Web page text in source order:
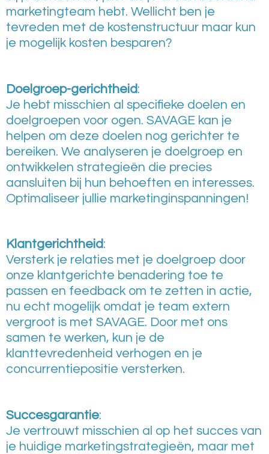
marketingteam hebt. Wellicht ben je
tevreden met de kostenstructuur maar kun
je mogelijk kosten besparen?
Doelgroep-gerichtheid:
Je hebt misschien al specifieke doelen en
doelgroepen voor ogen. SAVAGE kan je
helpen om deze doelen nog gerichter te
bereiken. We analyseren je doelgroep en
ontwikkelen strategieën die precies
aansluiten bij hun behoeften en interesses.
Optimaliseer jullie marketinginspanningen!
Klantgerichtheid:
Versterk je relaties met je doelgroep door
onze klantgerichte benadering toe te
passen en feedback om te zetten in actie,
nu echt mogelijk omdat je team extern
vergroot is met SAVAGE. Door met ons
samen te werken, kun je de
klanttevredenheid verhogen en je
concurrentiepositie versterken.
Succesgarantie:
Je vertrouwt misschien al op het succes van
je huidige marketingstrategieën, maar met